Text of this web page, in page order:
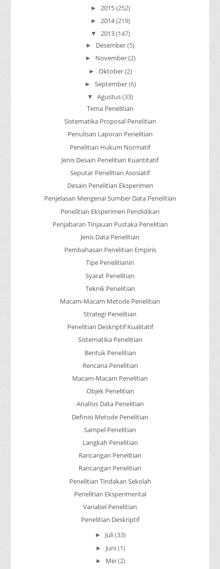
► 2015(252)
► 2014(219)
▼ 2013(147)
► Desember(5)
► November(2)
► Oktober(2)
► September(6)
▼ Agustus(33)
Tema Penelitian
Sistematika Proposal Penelitian
Penulisan Laporan Penelitian
Penelitian Hukum Normatif
Jenis Desain Penelitian Kuantitatif
Seputar Penelitian Asosiatif
Desain Penelitian Eksperimen
Penjelasan Mengenai Sumber Data Penelitian
Penelitian Eksperimen Pendidikan
Penjabaran Tinjauan Pustaka Penelitian
Jenis Data Penelitian
Pembahasan Penelitian Empiris
Tipe Penelitianin
Syarat Penelitian
Teknik Penelitian
Macam-Macam Metode Penelitian
Strategi Penelitian
Penelitian Deskriptif Kualitatif
Sistematika Penelitian
Bentuk Penelitian
Rencana Penelitian
Macam-Macam Penelitian
Objek Penelitian
Analisis Data Penelitian
Definisi Metode Penelitian
Sampel Penelitian
Langkah Penelitian
Rancangan Penelitian
Rancangan Penelitian
Penelitian Tindakan Sekolah
Penelitian Eksperimental
Variabel Penelitian
Penelitian Deskriptif
► Juli(33)
► Juni(1)
► Mei(2)